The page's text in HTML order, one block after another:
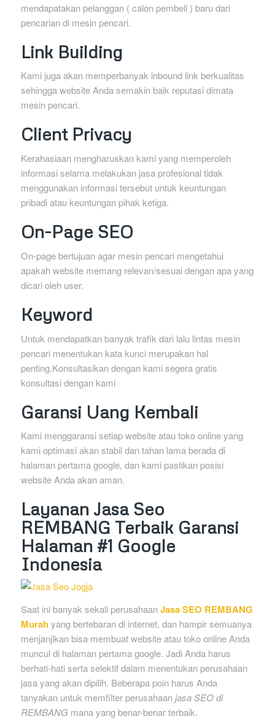
mendapatakan pelanggan ( calon pembeli ) baru dari
pencarian di mesin pencari.
Link Building
Kami juga akan memperbanyak inbound link berkualitas
sehingga website Anda semakin baik reputasi dimata
mesin pencari.
Client Privacy
Kerahasiaan mengharuskan kami yang memperoleh
informasi selama melakukan jasa profesional tidak
menggunakan informasi tersebut untuk keuntungan
pribadi atau keuntungan pihak ketiga.
On-Page SEO
On-page bertujuan agar mesin pencari mengetahui
apakah website memang relevan/sesuai dengan apa yang
dicari oleh user.
Keyword
Untuk mendapatkan banyak trafik dari lalu lintas mesin
pencari menentukan kata kunci merupakan hal
penting.Konsultasikan dengan kami segera gratis
konsultasi dengan kami
Garansi Uang Kembali
Kami menggaransi setiap website atau toko online yang
kami optimasi akan stabil dan tahan lama berada di
halaman pertama google, dan kami pastikan posisi
website Anda akan aman.
Layanan Jasa Seo
REMBANG Terbaik Garansi
Halaman #1 Google
Indonesia
Saat ini banyak sekali perusahaanJasa SEO REMBANG
Murahyang bertebaran di internet, dan hampir semuanya
menjanjikan bisa membuat website atau toko online Anda
muncul di halaman pertama google. Jadi Anda harus
berhati-hati serta selektif dalam menentukan perusahaan
jasa yang akan dipilih. Beberapa poin harus Anda
tanyakan untuk memfilter perusahaanjasa SEO di
REMBANG mana yang benar-benar terbaik.